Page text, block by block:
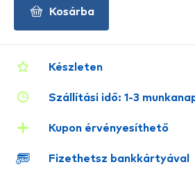
Készleten
Szállítási idő: 1-3
Kupon érvényesíthető
Fizethetsz bankkártyával
Kosárba